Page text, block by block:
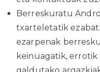
Berreskuratu
txarteletatik
ezarpenak
keinuagatik, errotik